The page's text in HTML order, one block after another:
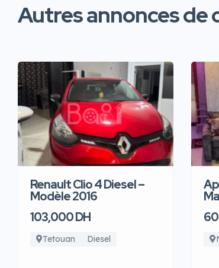
Autres annonces
Renault Clio 4 Diesel –
Modèle 2016
103,000 DH
Tetouan Diesel